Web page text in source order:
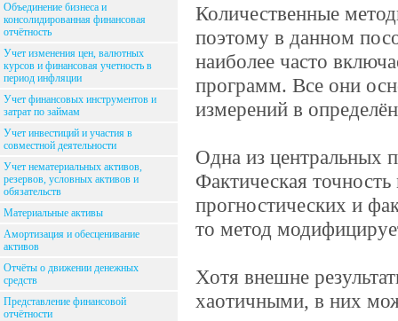
Объединение бизнеса и
консолидированная финансовая
отчётность
Учет изменения цен, валютных
курсов и финансовая учетность в
период инфляции
Учет финансовых инструментов и
затрат по займам
Учет инвестиций и участия в
совместной деятельности
Учет нематериальных активов,
резервов, условных активов и
обязательств
Материальные активы
Амортизация и обесценивание
активов
Отчёты о движении денежных
средств
Представление финансовой
отчётности
Количественные
поэтому в данном
наиболее часто
программ. Все они
измерений в
Одна из центральных
Фактическая
прогностических и
то метод
Хотя внешне
хаотичными, в них